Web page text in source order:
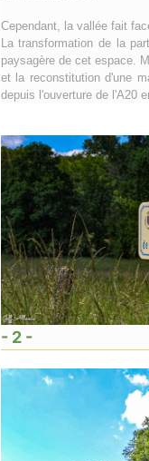
Cependant, la vallée fait
La transformation de la
paysagère de cet espace.
et la reconstitution d'une
depuis l'ouverture de l'A20
- 2 -